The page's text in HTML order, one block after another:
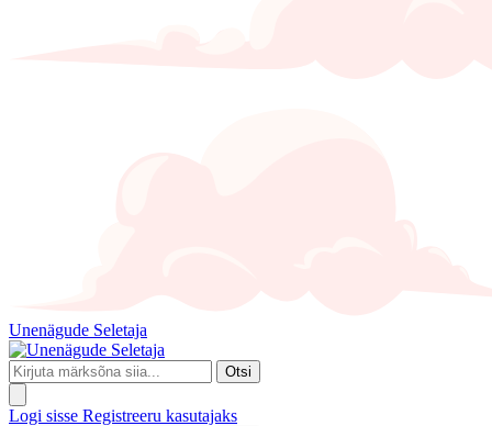
Unenägude Seletaja
Otsi
Logi sisse Registreeru kasutajaks